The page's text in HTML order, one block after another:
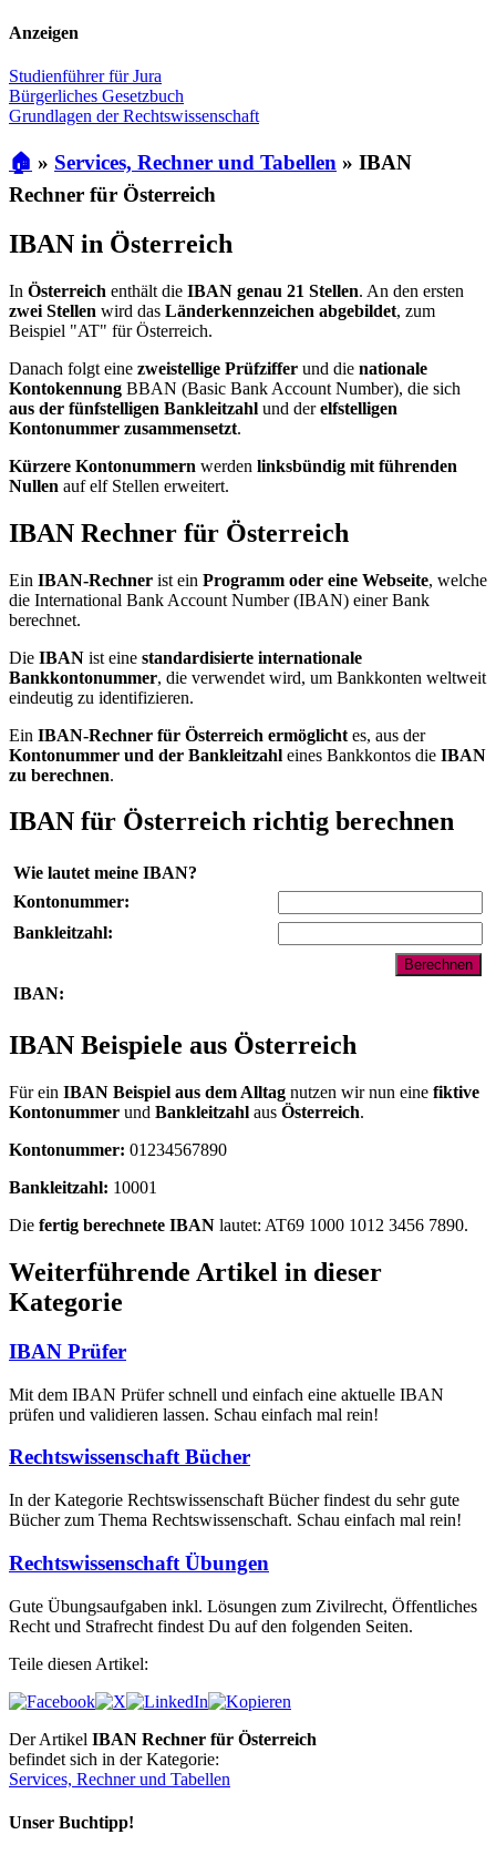
Anzeigen
Studienführer für Jura
Bürgerliches Gesetzbuch
Grundlagen der Rechtswissenschaft
🏠 » Services, Rechner und Tabellen » IBAN
Rechner für Österreich
IBAN in Österreich
In Österreich enthält die IBAN genau 21 Stellen. An den ersten
zwei Stellen wird das Länderkennzeichen abgebildet, zum
Beispiel "AT" für Österreich.
Danach folgt eine zweistellige Prüfziffer und die nationale
Kontokennung BBAN (Basic Bank Account Number), die sich
aus der fünfstelligen Bankleitzahl und derelfstelligen
Kontonummer zusammensetzt.
Kürzere Kontonummern werden linksbündig mit führenden
Nullen auf elf Stellen erweitert.
IBAN Rechner für Österreich
Ein IBAN-Rechner ist ein Programm oder eine Webseite, welche
die International Bank Account Number (IBAN) einer Bank
berechnet.
Die IBAN ist eine standardisierte internationale
Bankkontonummer, die verwendet wird, um Bankkonten weltweit
eindeutig zu identifizieren.
Ein IBAN-Rechner für Österreich ermöglicht es, aus der
Kontonummer und der Bankleitzahl eines Bankkontos die IBAN
zu berechnen.
IBAN für Österreich richtig berechnen
Wie lautet meine IBAN?
Kontonummer:
Bankleitzahl:
IBAN:
IBAN Beispiele aus Österreich
Für ein IBAN Beispiel aus dem Alltag nutzen wir nun eine fiktive
Kontonummer und Bankleitzahl aus Österreich.
Kontonummer: 01234567890
Bankleitzahl: 10001
Die fertig berechnete IBAN lautet: AT69 1000 1012 3456 7890.
Weiterführende Artikel in dieser
Kategorie
IBAN Prüfer
Mit dem IBAN Prüfer schnell und einfach eine aktuelle IBAN
prüfen und validieren lassen. Schau einfach mal rein!
Rechtswissenschaft Bücher
In der Kategorie Rechtswissenschaft Bücher findest du sehr gute
Bücher zum Thema Rechtswissenschaft. Schau einfach mal rein!
Rechtswissenschaft Übungen
Gute Übungsaufgaben inkl. Lösungen zum Zivilrecht, Öffentliches
Recht und Strafrecht findest Du auf den folgenden Seiten.
Teile diesen Artikel:
Der Artikel IBAN Rechner für Österreich
befindet sich in der Kategorie:
Services, Rechner und Tabellen
Unser Buchtipp!